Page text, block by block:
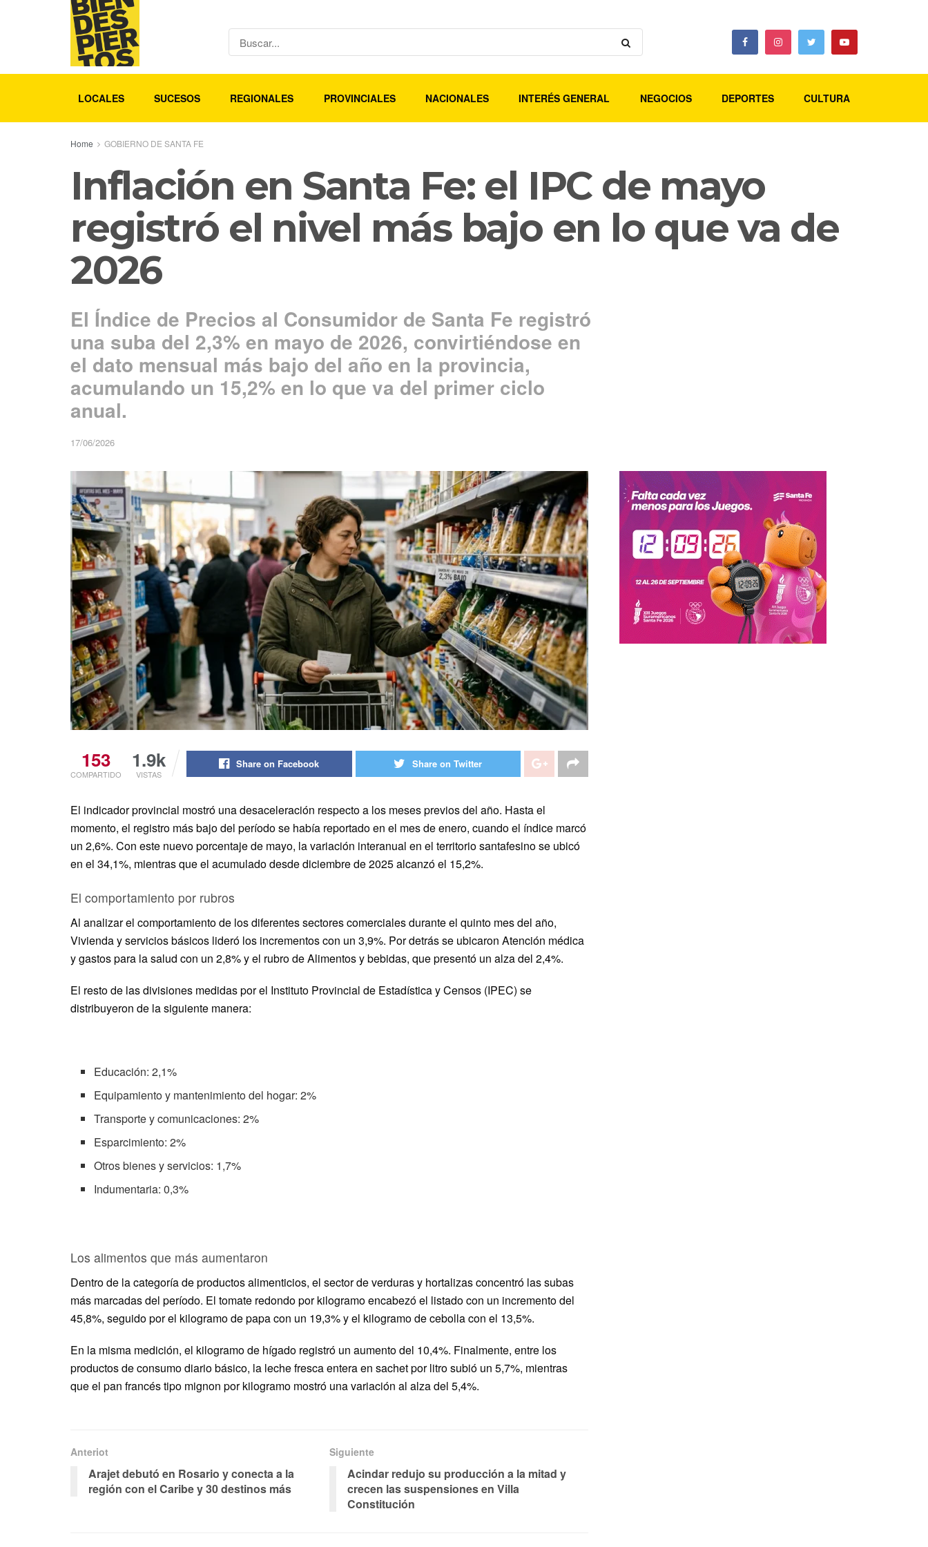
LOCALES SUCESOS REGIONALES PROVINCIALES NACIONALES INTERÉS GENERAL NEGOCIOS DEPORTES CULTURA
Home GOBIERNO DE SANTA FE
Inflación en Santa Fe: el IPC de mayo
registró el nivel más bajo en lo que va de
2026
El Índice de Precios al Consumidor de Santa Fe registró
una suba del 2,3% en mayo de 2026, convirtiéndose en
el dato mensual más bajo del año en la provincia,
acumulando un 15,2% en lo que va del primer ciclo
anual.
17/06/2026
153
COMPARTIDO
1.9k
VISTAS
Share on Facebook Share on Twitter
El indicador provincial mostró una desaceleración respecto a los meses previos del año. Hasta el
momento, el registro más bajo del período se había reportado en el mes de enero, cuando el índice marcó
un 2,6%. Con este nuevo porcentaje de mayo, la variación interanual en el territorio santafesino se ubicó
en el 34,1%, mientras que el acumulado desde diciembre de 2025 alcanzó el 15,2%.
El comportamiento por rubros
Al analizar el comportamiento de los diferentes sectores comerciales durante el quinto mes del año,
Vivienda y servicios básicos lideró los incrementos con un 3,9%. Por detrás se ubicaron Atención médica
y gastos para la salud con un 2,8% y el rubro de Alimentos y bebidas, que presentó un alza del 2,4%.
El resto de las divisiones medidas por el Instituto Provincial de Estadística y Censos (IPEC) se
distribuyeron de la siguiente manera:
Educación: 2,1%
Equipamiento y mantenimiento del hogar: 2%
Transporte y comunicaciones: 2%
Esparcimiento: 2%
Otros bienes y servicios: 1,7%
Indumentaria: 0,3%
Los alimentos que más aumentaron
Dentro de la categoría de productos alimenticios, el sector de verduras y hortalizas concentró las subas
más marcadas del período. El tomate redondo por kilogramo encabezó el listado con un incremento del
45,8%, seguido por el kilogramo de papa con un 19,3% y el kilogramo de cebolla con el 13,5%.
En la misma medición, el kilogramo de hígado registró un aumento del 10,4%. Finalmente, entre los
productos de consumo diario básico, la leche fresca entera en sachet por litro subió un 5,7%, mientras
que el pan francés tipo mignon por kilogramo mostró una variación al alza del 5,4%.
Anteriot
Arajet debutó en Rosario y conecta a la
región con el Caribe y 30 destinos más
Siguiente
Acindar redujo su producción a la mitad y
crecen las suspensiones en Villa
Constitución